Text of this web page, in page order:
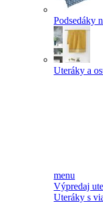
Podsedáky
Uteráky a
menu
Výpredaj
Uteráky s